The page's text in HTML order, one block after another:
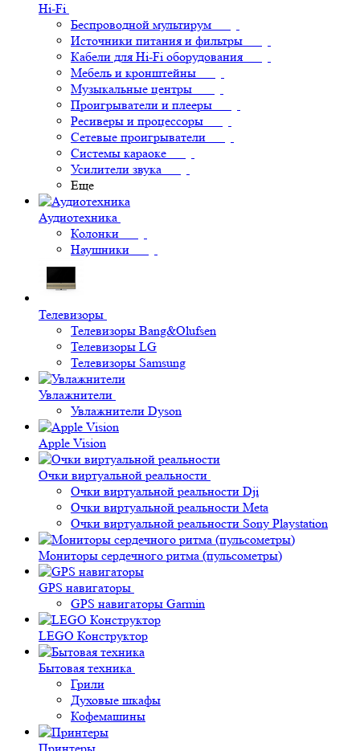
Hi-Fi
Беспроводной мультирум
Источники питания и фильтры
Кабели для Hi-Fi оборудования
Мебель и кронштейны
Музыкальные центры
Проигрыватели и плееры
Ресиверы и процессоры
Сетевые проигрыватели
Системы караоке
Усилители звука
Еще
Аудиотехника
Колонки
Наушники
Телевизоры
Телевизоры Bang&Olufsen
Телевизоры LG
Телевизоры Samsung
Увлажнители
Увлажнители Dyson
Apple Vision
Очки виртуальной реальности
Очки виртуальной реальности Dji
Очки виртуальной реальности Meta
Очки виртуальной реальности Sony Playstation
Мониторы сердечного ритма (пульсометры)
GPS навигаторы
GPS навигаторы Garmin
LEGO Конструктор
Бытовая техника
Грили
Духовые шкафы
Кофемашины